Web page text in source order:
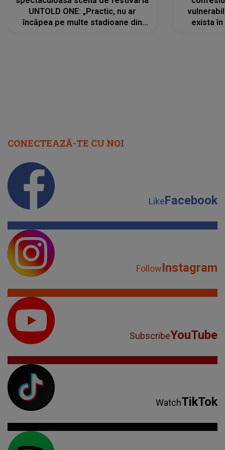
UNTOLD ONE: „Practic, nu ar
încăpea pe multe stadioane din
exista
CONECTEAZĂ-TE CU NOI
LikeFacebook
FollowInstagram
SubscribeYouTube
WatchTikTok